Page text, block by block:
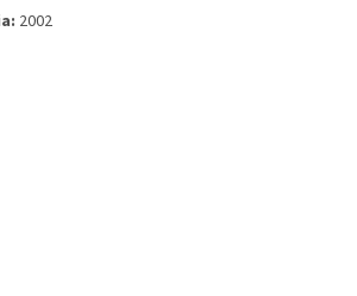
2002